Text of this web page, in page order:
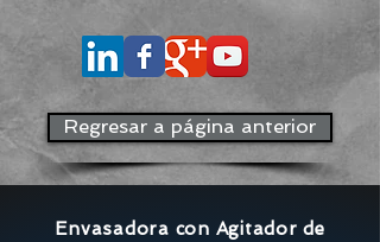
Regresar a página anterior
Envasadora con Agitador de